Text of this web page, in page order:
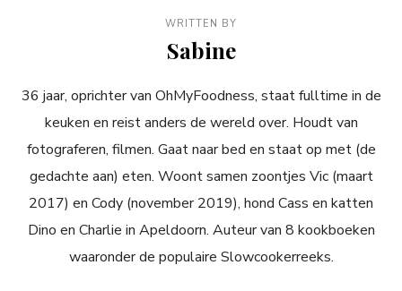
WRITTEN BY
Sabine
36 jaar, oprichter van OhMyFoodness, staat fulltime in de
keuken en reist anders de wereld over. Houdt van
fotograferen, filmen. Gaat naar bed en staat op met (de
gedachte aan) eten. Woont samen zoontjes Vic (maart
2017) en Cody (november 2019), hond Cass en katten
Dino en Charlie in Apeldoorn. Auteur van 8 kookboeken
waaronder de populaire Slowcookerreeks.